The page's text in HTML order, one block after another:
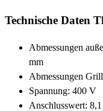
Technische Daten
Abmessungen
mm
Abmessungen
Spannung: 400 V
Anschlusswert: